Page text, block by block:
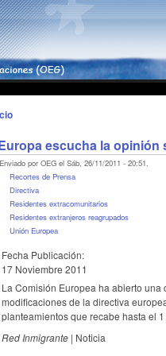
escucha la opinión
Enviado por OEG el Sáb, 26/11/2011 - 20:51.
Recortes de Prensa
Directiva
Residentes extracomunitarios
Residentes extranjeros reagrupados
Unión Europea
Fecha Publicación:
17 Noviembre 2011
La Comisión Europea ha abierto
modificaciones de la directiva
planteamientos que recabe hasta el
Red Inmigrante | Noticia